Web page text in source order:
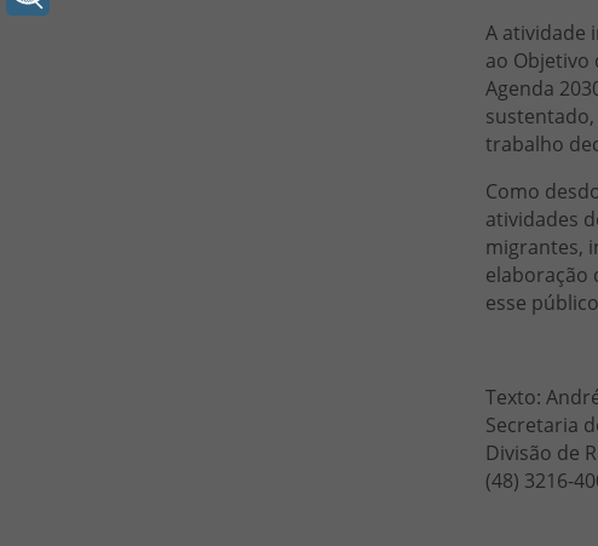
A atividade
ao Objetivo
Agenda
trabalho
Como
atividades
migrantes,
elaboração
esse
Texto:
Secretaria
Divisão de
(48) 3216-